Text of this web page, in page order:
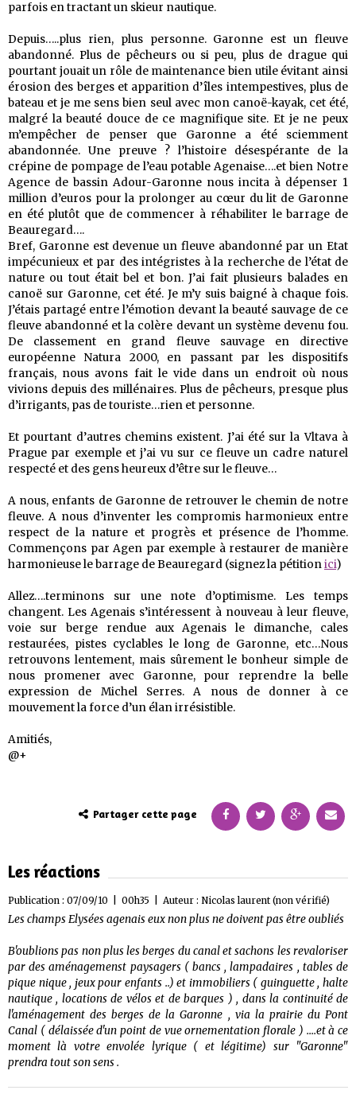
parfois en tractant un skieur nautique.
Depuis…..plus rien, plus personne. Garonne est un fleuve
abandonné. Plus de pêcheurs ou si peu, plus de drague qui
pourtant jouait un rôle de maintenance bien utile évitant ainsi
érosion des berges et apparition d’îles intempestives, plus de
bateau et je me sens bien seul avec mon canoë-kayak, cet été,
malgré la beauté douce de ce magnifique site. Et je ne peux
m’empêcher de penser que Garonne a été sciemment
abandonnée. Une preuve ? l’histoire désespérante de la
crépine de pompage de l’eau potable Agenaise….et bien Notre
Agence de bassin Adour-Garonne nous incita à dépenser 1
million d’euros pour la prolonger au cœur du lit de Garonne
en été plutôt que de commencer à réhabiliter le barrage de
Beauregard….
Bref, Garonne est devenue un fleuve abandonné par un Etat
impécunieux et par des intégristes à la recherche de l’état de
nature ou tout était bel et bon. J’ai fait plusieurs balades en
canoë sur Garonne, cet été. Je m’y suis baigné à chaque fois.
J’étais partagé entre l’émotion devant la beauté sauvage de ce
fleuve abandonné et la colère devant un système devenu fou.
De classement en grand fleuve sauvage en directive
européenne Natura 2000, en passant par les dispositifs
français, nous avons fait le vide dans un endroit où nous
vivions depuis des millénaires. Plus de pêcheurs, presque plus
d’irrigants, pas de touriste…rien et personne.
Et pourtant d’autres chemins existent. J’ai été sur la Vltava à
Prague par exemple et j’ai vu sur ce fleuve un cadre naturel
respecté et des gens heureux d’être sur le fleuve…
A nous, enfants de Garonne de retrouver le chemin de notre
fleuve. A nous d’inventer les compromis harmonieux entre
respect de la nature et progrès et présence de l’homme.
Commençons par Agen par exemple à restaurer de manière
harmonieuse le barrage de Beauregard (signez la pétitionici)
Allez….terminons sur une note d’optimisme. Les temps
changent. Les Agenais s’intéressent à nouveau à leur fleuve,
voie sur berge rendue aux Agenais le dimanche, cales
restaurées, pistes cyclables le long de Garonne, etc…Nous
retrouvons lentement, mais sûrement le bonheur simple de
nous promener avec Garonne, pour reprendre la belle
expression de Michel Serres. A nous de donner à ce
mouvement la force d’un élan irrésistible.
Amitiés,
@+
Partager cette page
Les réactions
Publication : 07/09/10 | 00h35 | Auteur : Nicolas laurent (non vérifié)
Les champs Elysées agenais eux non plus ne doivent pas être oubliés
B'oublions pas non plus les berges du canal et sachons les revaloriser
par des aménagemenst paysagers ( bancs , lampadaires , tables de
pique nique , jeux pour enfants ..) et immobiliers ( guinguette , halte
nautique , locations de vélos et de barques ) , dans la continuité de
l'aménagement des berges de la Garonne , via la prairie du Pont
Canal ( délaissée d'un point de vue ornementation florale ) ....et à ce
moment là votre envolée lyrique ( et légitime) sur "Garonne"
prendra tout son sens .